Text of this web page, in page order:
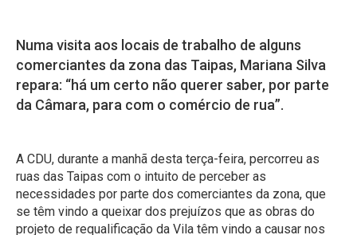
Numa visita aos locais de trabalho de alguns
comerciantes da zona das Taipas, Mariana Silva
repara: “há um certo não querer saber, por parte
da Câmara, para com o comércio de rua”.
A CDU, durante a manhã desta terça-feira, percorreu as
ruas das Taipas com o intuito de perceber as
necessidades por parte dos comerciantes da zona, que
se têm vindo a queixar dos prejuízos que as obras do
projeto de requalificação da Vila têm vindo a causar nos